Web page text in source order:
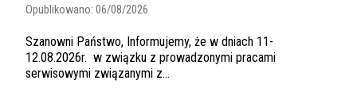
Opublikowano: 06/08/2026
Szanowni Państwo, Informujemy, że w dniach 11-
12.08.2026r. w związku z prowadzonymi pracami
serwisowymi związanymi z...